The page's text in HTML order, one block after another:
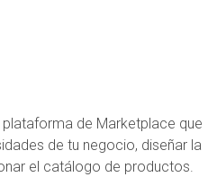
de Marketplace que
de tu negocio, diseñar la
el catálogo de productos.